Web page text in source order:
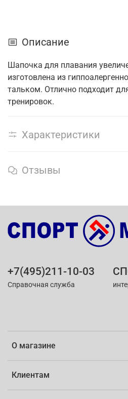
Описание
Шапочка для плавания
изготовлена из
тальком. Отлично подходит
тренировок.
Характеристики
Отзывы
О магазине
Клиентам
+7(495)211-10-03
Справочная служба